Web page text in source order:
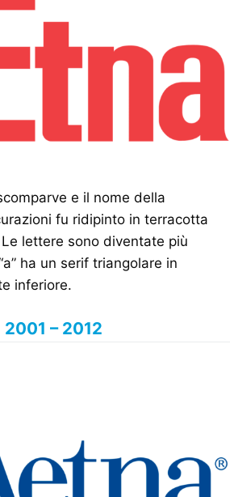
e il nome della
fu ridipinto in terracotta
lettere sono diventate più
ha un serif triangolare in
inferiore.
2001 – 2012